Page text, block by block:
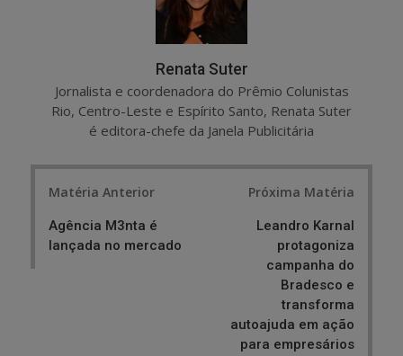
Renata Suter
Jornalista e coordenadora do Prêmio Colunistas
Rio, Centro-Leste e Espírito Santo, Renata Suter
é editora-chefe da Janela Publicitária
Matéria Anterior
Agência M3nta é
lançada no mercado
Próxima Matéria
Leandro Karnal
protagoniza
campanha do
Bradesco e
transforma
autoajuda em ação
para empresários